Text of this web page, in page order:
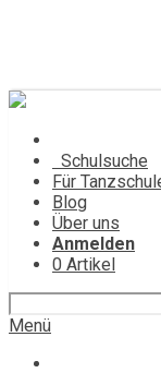
Schulsuche
Für
Blog
Über uns
Anmelden
0 Artikel
Menü